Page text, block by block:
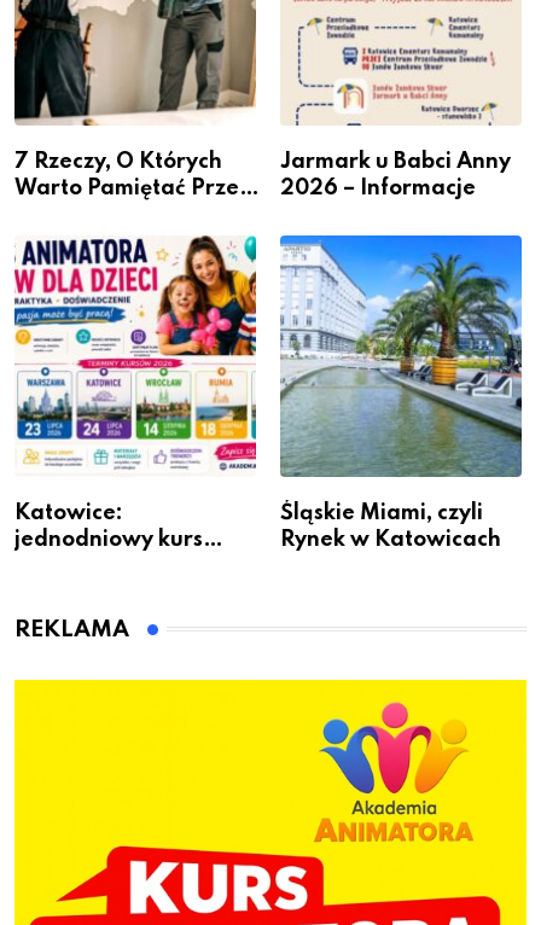
7 Rzeczy, O Których
Warto Pamiętać Przed
Jarmark u Babci Anny
2026 – Informacje
Katowice:
jednodniowy kurs
dzieci
Śląskie Miami, czyli
Rynek w Katowicach
REKLAMA